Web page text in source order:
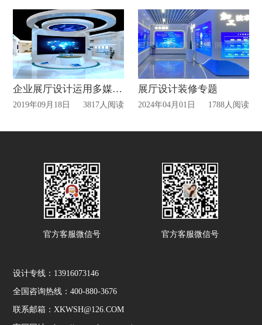
企业展厅设计运用多媒体的优势
2019年09月18日 3817人阅读
展厅设计装修专题
2024年04月01日 1788人阅读
官方客服微信号 官方客服微信号
设计专线：13916073146
全国咨询热线：400-880-3676
联系邮箱：XKWSH@126.COM